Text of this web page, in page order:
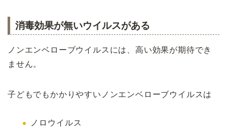
消毒効果が無いウイルスがある
ノンエンベローブウイルスには、高い効果が期待でき
ません。
子どもでもかかりやすいノンエンベローブウイルスは
ノロウイルス